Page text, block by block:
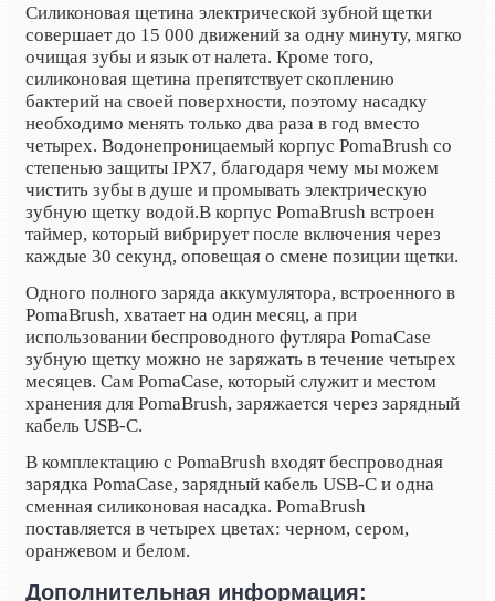
Силиконовая щетина электрической зубной щетки
совершает до 15 000 движений за одну минуту, мягко
очищая зубы и язык от налета. Кроме того,
силиконовая щетина препятствует скоплению
бактерий на своей поверхности, поэтому насадку
необходимо менять только два раза в год вместо
четырех. Водонепроницаемый корпус PomaBrush со
степенью защиты IPX7, благодаря чему мы можем
чистить зубы в душе и промывать электрическую
зубную щетку водой.В корпус PomaBrush встроен
таймер, который вибрирует после включения через
каждые 30 секунд, оповещая о смене позиции щетки.
Одного полного заряда аккумулятора, встроенного в
PomaBrush, хватает на один месяц, а при
использовании беспроводного футляра PomaCase
зубную щетку можно не заряжать в течение четырех
месяцев. Сам PomaCase, который служит и местом
хранения для PomaBrush, заряжается через зарядный
кабель USB-C.
В комплектацию с PomaBrush входят беспроводная
зарядка PomaCase, зарядный кабель USB-C и одна
сменная силиконовая насадка. PomaBrush
поставляется в четырех цветах: черном, сером,
оранжевом и белом.
Дополнительная информация: